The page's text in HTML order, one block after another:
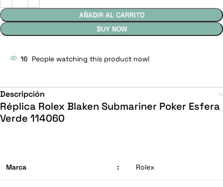
AÑADIR AL CARRITO
BUY NOW
16 People watching this product now!
Descripción
Réplica Rolex Blaken Submariner Poker Esfera
Verde 114060
Marca : Rolex